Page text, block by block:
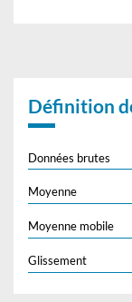
Définition
Données brutes
Moyenne
Moyenne mobile
Glissement